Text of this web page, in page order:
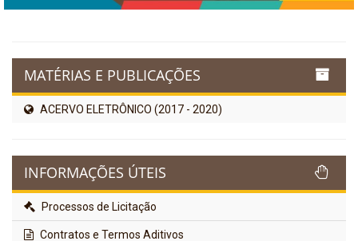
MATÉRIAS E PUBLICAÇÕES
ACERVO ELETRÔNICO (2017 - 2020)
INFORMAÇÕES ÚTEIS
Processos de Licitação
Contratos e Termos Aditivos